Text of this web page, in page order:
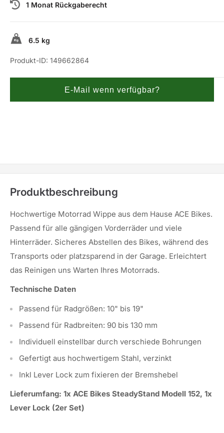
1 Monat Rückgaberecht
6.5 kg
Produkt-ID: 149662864
E-Mail wenn verfügbar?
Produktbeschreibung
Hochwertige Motorrad Wippe aus dem Hause ACE Bikes.
Passend für alle gängigen Vorderräder und viele
Hinterräder. Sicheres Abstellen des Bikes, während des
Transports oder platzsparend in der Garage. Erleichtert
das Reinigen uns Warten Ihres Motorrads.
Technische Daten
Passend für Radgrößen: 10" bis 19"
Passend für Radbreiten: 90 bis 130 mm
Individuell einstellbar durch verschiede Bohrungen
Gefertigt aus hochwertigem Stahl, verzinkt
Inkl Lever Lock zum fixieren der Bremshebel
Lieferumfang: 1x ACE Bikes SteadyStand Modell 152, 1x
Lever Lock (2er Set)